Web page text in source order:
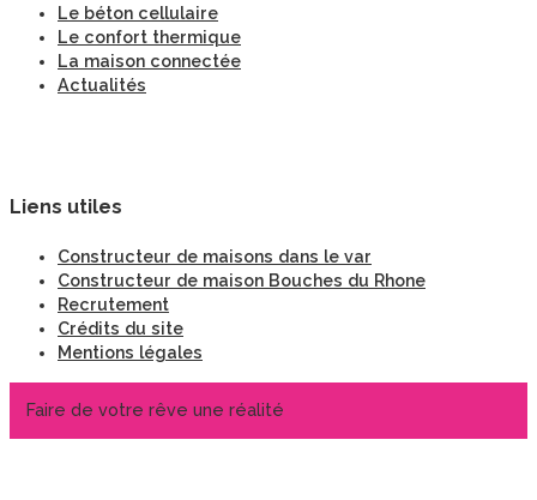
Le béton cellulaire
Le confort thermique
La maison connectée
Actualités
Liens utiles
Constructeur de maisons dans le var
Constructeur de maison Bouches du Rhone
Recrutement
Crédits du site
Mentions légales
Faire de votre rêve une réalité